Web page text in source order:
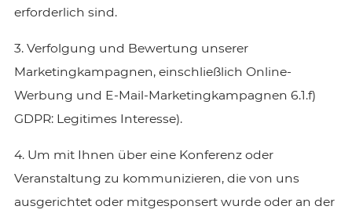
erforderlich sind.
3. Verfolgung und Bewertung unserer
Marketingkampagnen, einschließlich Online-
Werbung und E-Mail-Marketingkampagnen 6.1.f)
GDPR: Legitimes Interesse).
4. Um mit Ihnen über eine Konferenz oder
Veranstaltung zu kommunizieren, die von uns
ausgerichtet oder mitgesponsert wurde oder an der